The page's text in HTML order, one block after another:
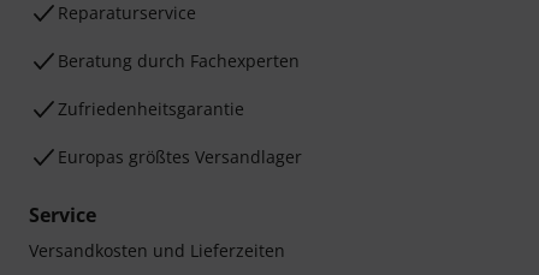
Reparaturservice
Beratung durch Fachexperten
Zufriedenheitsgarantie
Europas größtes Versandlager
Service
Versandkosten und Lieferzeiten